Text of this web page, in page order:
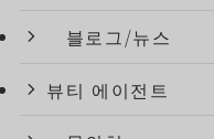
블로그/뉴스
뷰티 에이전트